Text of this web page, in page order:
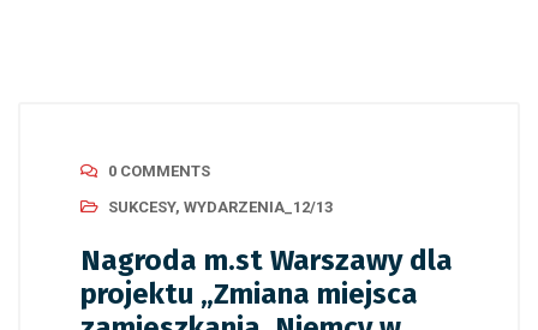
0 COMMENTS
SUKCESY, WYDARZENIA_12/13
Nagroda m.st Warszawy dla
projektu „Zmiana miejsca